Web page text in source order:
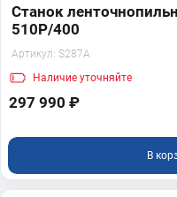
Станок
510P/400
Артикул: S287A
Наличие уточняйте
297 990 ₽
В